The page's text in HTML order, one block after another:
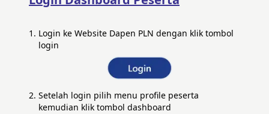
Login ke Website Dapen PLN dengan klik tombol
login
Setelah login pilih menu profile peserta
kemudian klik tombol dashboard